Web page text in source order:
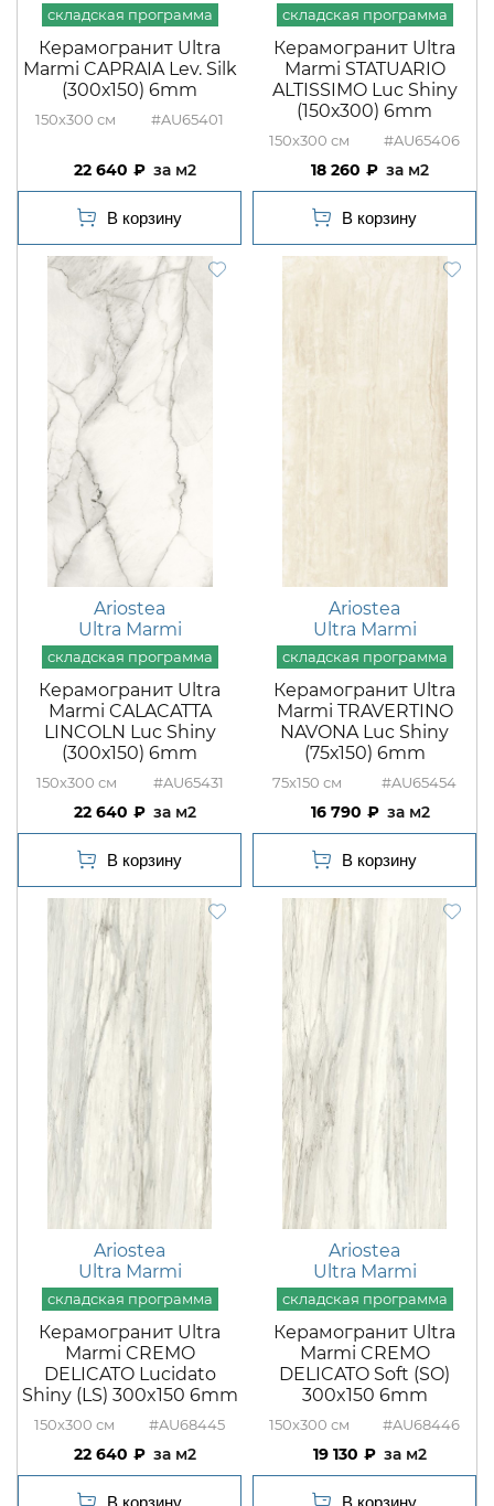
Керамогранит Ultra
Marmi CAPRAIA Lev. Silk
(300х150) 6mm
150x300 #AU65401
22 640 м2
Керамогранит Ultra
Marmi STATUARIO
ALTISSIMO Luc Shiny
(150х300) 6mm
150x300 #AU65406
18 260 м2
Ariostea
Ultra Marmi
Керамогранит Ultra
Marmi CALACATTA
LINCOLN Luc Shiny
(300х150) 6mm
150x300 #AU65431
22 640 м2
Ariostea
Ultra Marmi
Керамогранит Ultra
Marmi TRAVERTINO
NAVONA Luc Shiny
(75х150) 6mm
75x150 #AU65454
16 790 м2
Ariostea
Ultra Marmi
Керамогранит Ultra
Marmi CREMO
DELICATO Lucidato
Shiny (LS) 300x150 6mm
150x300 #AU68445
22 640 м2
Ariostea
Ultra Marmi
Керамогранит Ultra
Marmi CREMO
DELICATO Soft (SO)
300x150 6mm
150x300 #AU68446
19 130 м2